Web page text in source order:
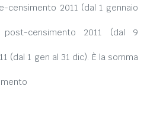
censimento 2011 (dal 1 gennaio
post-censimento 2011 (dal 9
(dal 1 gen al 31 dic). È la somma